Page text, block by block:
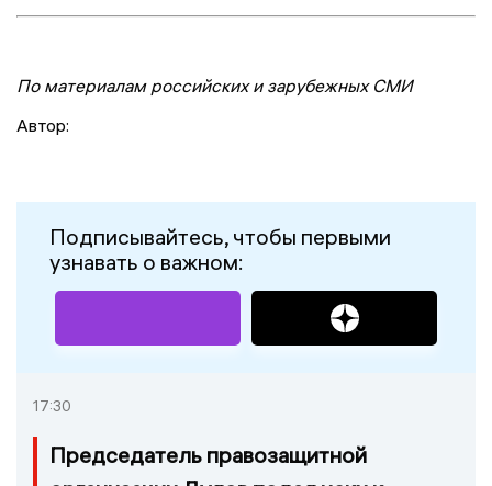
По материалам российских и зарубежных СМИ
Автор:
Подписывайтесь, чтобы первыми
узнавать о важном:
17:30
Председатель правозащитной